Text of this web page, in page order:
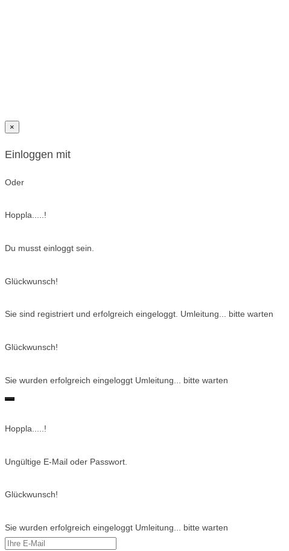
×
Einloggen mit
Oder
Hoppla.....!
Du musst einloggt sein.
Glückwunsch!
Sie sind registriert und erfolgreich eingeloggt. Umleitung... bitte warten
Glückwunsch!
Sie wurden erfolgreich eingeloggt Umleitung... bitte warten
Hoppla.....!
Ungültige E-Mail oder Passwort.
Glückwunsch!
Sie wurden erfolgreich eingeloggt Umleitung... bitte warten